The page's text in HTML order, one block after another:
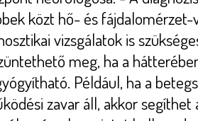
közt hő- és fájdalomérzet-
vizsgálatok is
meg, ha a
Például, ha a
zavar áll, akkor segíthet